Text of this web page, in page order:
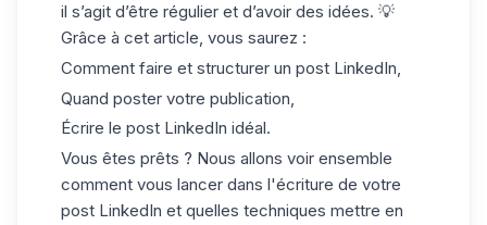
il s’agit d’être régulier et d’avoir des idées. 💡
Grâce à cet article, vous saurez :
Comment faire et structurer un post LinkedIn,
Quand poster votre publication,
Écrire le post LinkedIn idéal.
Vous êtes prêts ? Nous allons voir ensemble
comment vous lancer dans l'écriture de votre
post LinkedIn et quelles techniques mettre en